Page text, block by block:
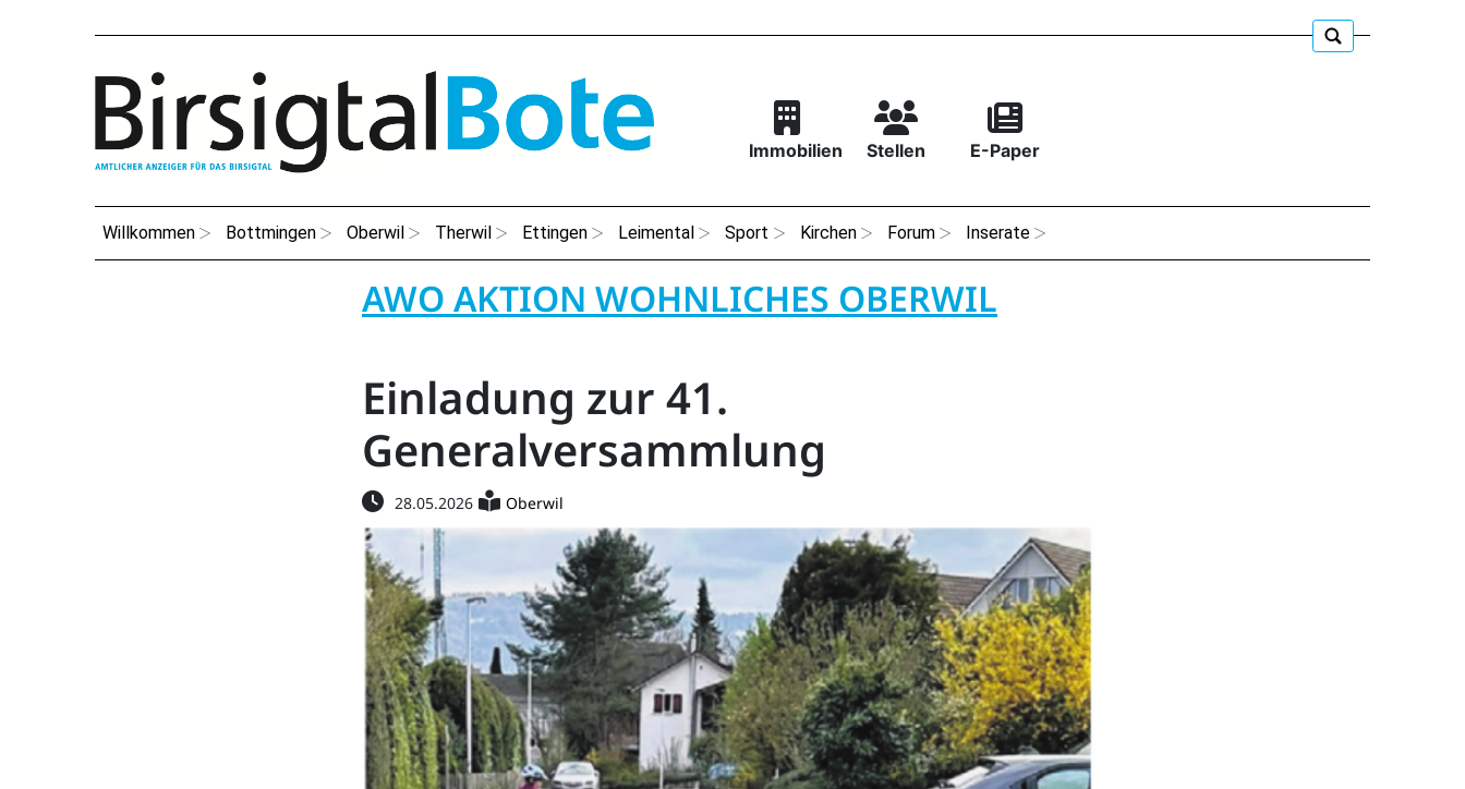
Immobilien Stellen E-Paper
Willkommen Bottmingen Oberwil Therwil Ettingen Leimental Sport Kirchen Forum Inserate
AWO AKTION WOHNLICHES OBERWIL
Einladung zur 41.
Generalversammlung
28.05.2026 Oberwil